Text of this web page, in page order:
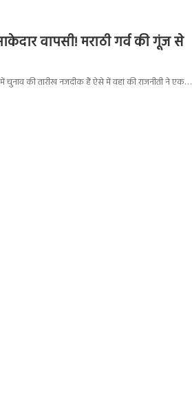
वापसी! मराठी गर्व की गूंज से
चुनाव की तारीख नजदीक हैं ऐसे में वहां की राजनीती ने एक…